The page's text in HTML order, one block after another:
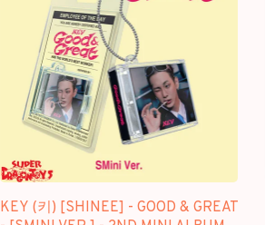
KEY (키) [SHINEE] - GOOD & GREAT